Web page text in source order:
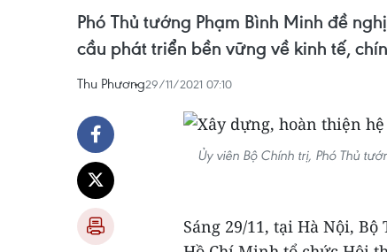
Phó Thủ tướng Phạm Bình Minh đề
cầu phát triển bền vững về kinh tế,
Thu Phương29/11/2021 07:10
Ủy viên Bộ Chính trị, Phó Thủ
Sáng 29/11, tại Hà Nội,